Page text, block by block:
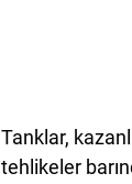
Tanklar,
tehlikeler